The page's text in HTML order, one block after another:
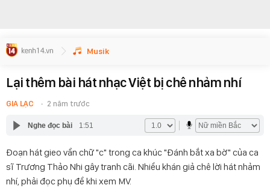
Musik
Lại thêm bài hát nhạc Việt bị chê nhảm nhí
GIA LẠC 2 năm trước
Nghe đọc bài 1:51
Đoạn hát gieo vần chữ "c" trong ca khúc "Đánh bắt xa bờ" của ca
sĩ Trương Thảo Nhi gây tranh cãi. Nhiều khán giả chê lời hát nhảm
nhí, phải đọc phụ đề khi xem MV.